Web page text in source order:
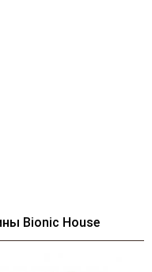
Bionic House